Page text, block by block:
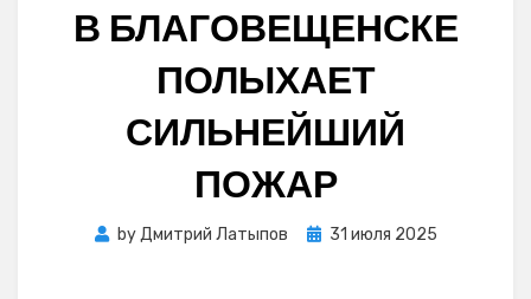
В БЛАГОВЕЩЕНСКЕ
ПОЛЫХАЕТ
СИЛЬНЕЙШИЙ
ПОЖАР
byДмитрий Латыпов
Posted
31 июля 2025